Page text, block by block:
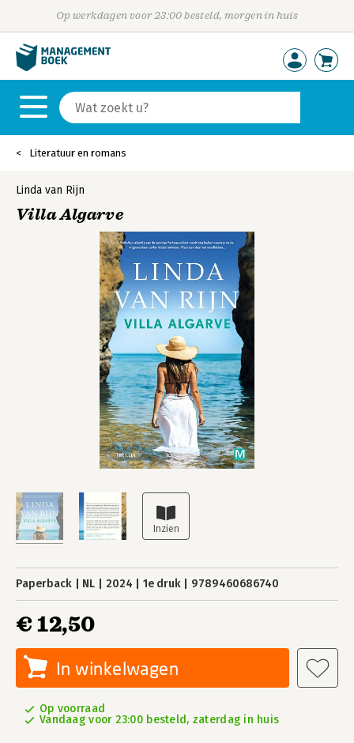
Op werkdagen voor 23:00 besteld, morgen in huis
Literatuur en romans
Linda van Rijn
Villa Algarve
Paperback NL 2024 1e druk 9789460686740
€ 12,50
In winkelwagen
Op voorraad
Vandaag voor 23:00 besteld, zaterdag in huis